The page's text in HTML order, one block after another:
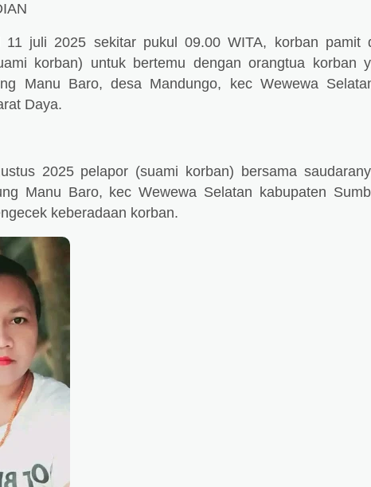
juli 2025 sekitar pukul 09.00 WITA, korban pamit
korban) untuk bertemu dengan orangtua korban
Manu Baro, desa Mandungo, kec Wewewa
Daya.
2025 pelapor (suami korban) bersama
Manu Baro, kec Wewewa Selatan kabupaten
keberadaan korban.